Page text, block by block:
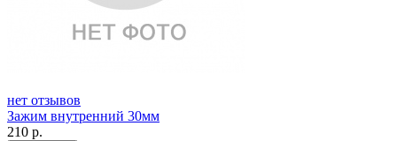
нет отзывов
Зажим внутренний 30мм
210 р.